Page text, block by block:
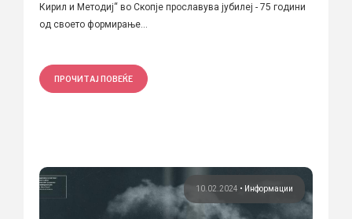
Кирил и Методиј“ во Скопје прославува јубилеј - 75 години
од своето формирање...
ПРОЧИТАЈ ПОВЕЌЕ
10.02.2024 • Информации